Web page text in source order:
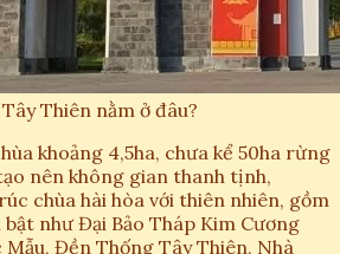
Tây Thiên nằm ở đâu?
khoảng 4,5ha, chưa kể 50ha rừng
nên không gian thanh tịnh,
chùa hài hòa với thiên nhiên, gồm
như Đại Bảo Tháp Kim Cương
Đền Thống Tây Thiên, Nhà